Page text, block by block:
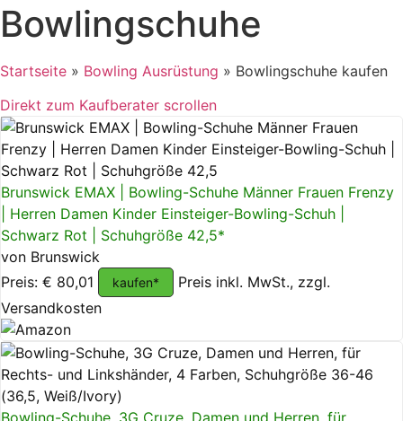
Bowlingschuhe
Startseite » Bowling Ausrüstung » Bowlingschuhe kaufen
Direkt zum Kaufberater scrollen
Brunswick EMAX | Bowling-Schuhe Männer Frauen Frenzy
| Herren Damen Kinder Einsteiger-Bowling-Schuh |
Schwarz Rot | Schuhgröße 42,5*
von Brunswick
Preis: € 80,01
kaufen*
Preis inkl. MwSt., zzgl.
Versandkosten